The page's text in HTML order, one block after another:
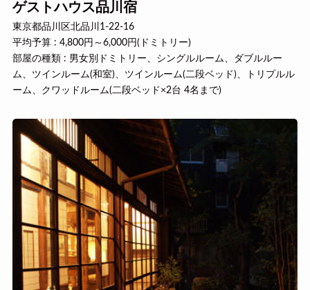
ゲストハウス品川宿
東京都品川区北品川1-22-16
平均予算 : 4,800円～6,000円(ドミトリー)
部屋の種類 : 男女別ドミトリー、シングルルーム、ダブルルー
ム、ツインルーム(和室)、ツインルーム(二段ベッド)、トリプルル
ーム、クワッドルーム(二段ベッド×2台 4名まで)